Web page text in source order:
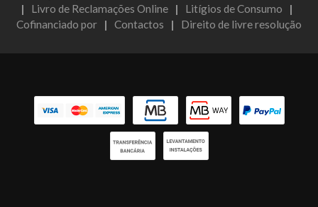
| Livro de Reclamações Online | Litígios de Consumo |
Cofinanciado por | Contactos | Direito de livre resolução